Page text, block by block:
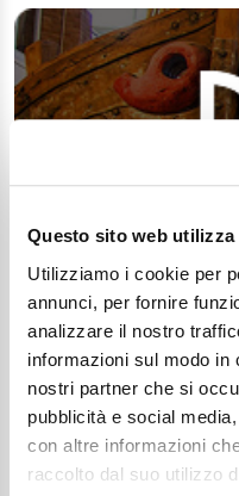
Questo sito web utilizza
Utilizziamo i cookie per
annunci, per fornire
analizzare il nostro
informazioni sul modo
nostri partner che si
pubblicità e social
con altre informazioni
raccolto dal suo utilizzo